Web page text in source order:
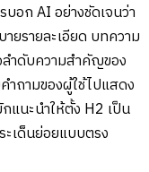
อก AI อย่างชัดเจนว่า
ยรายละเอียด บทความ
ลำดับความสำคัญของ
ำถามของผู้ใช้ไปแสดง
แนะนำให้ตั้ง H2 เป็น
เด็นย่อยแบบตรง